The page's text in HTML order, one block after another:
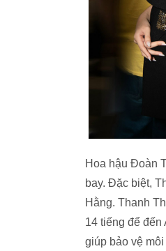
Hoa hậu Đoàn
bay. Đặc biệt,
Hằng. Thanh
14 tiếng để
giúp bảo vệ